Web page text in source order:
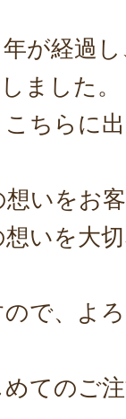
が経過
ました。
ちらに
いをお
いを大
で、よ
てのご